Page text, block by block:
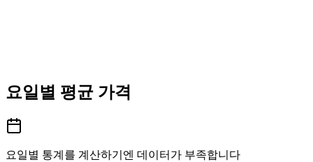
요일별 평균 가격
요일별 통계를 계산하기엔 데이터가 부족합니다